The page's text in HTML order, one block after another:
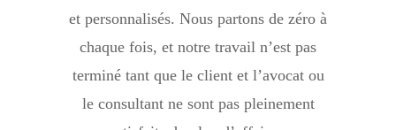
et personnalisés. Nous partons de zéro à
chaque fois, et notre travail n’est pas
terminé tant que le client et l’avocat ou
le consultant ne sont pas pleinement